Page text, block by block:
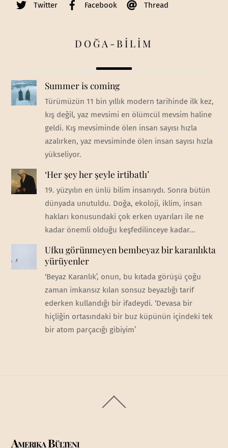
Twitter Facebook Thread
DOĞA-BİLİM
Summer is coming
Türümüzün 11 bin yıllık modern tarihinde ilk kez,
kış değil, yaz mevsimi en ölümcül mevsim haline
geldi. Kış mevsiminde ölen insan sayısı hızla
azalırken, yaz mevsiminde ölen insan sayısı hızla
yükseliyor.
‘Her şey her şeyle irtibatlı’
19. yüzyılın en ünlü bilim insanıydı. Sonra bütün
dünyada unutuldu. Doğa, ekoloji, iklim, insan
hakları konusundaki çok erken uyarıları ile ne
kadar önemli olduğu keşfedilinceye kadar...
Ufku görünmeyen bembeyaz bir karanlıkta
yürüyenler
‘Beyaz Karanlık’, onun, bu kıtada görüşü çoğu
zaman imkansız kılan sonsuz beyazlığı tarif
ederken kullandığı bir ifadeydi. ‘Devasa bir
hiçliğin ortasındaki bir buz küpünün içindeki tek
bir atom parçacığı gibiyim’
To
Amerika Bülteni